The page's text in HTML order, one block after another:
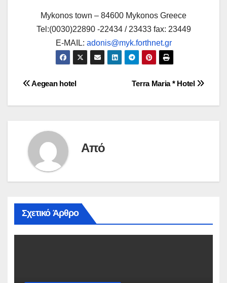
Mykonos town – 84600 Mykonos Greece
Tel:(0030)22890 -22434 / 23433 fax: 23449
E-MAIL: adonis@myk.forthnet.gr
Πλοήγηση
άρθρων
Terra Maria * Hotel
Aegean hotel
Από
Σχετικό Άρθρο